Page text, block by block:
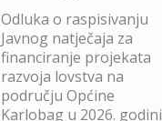
Odluka o raspisivanju
Javnog natječaja za
financiranje projekata
razvoja lovstva na
području Općine
Karlobag u 2026. godini